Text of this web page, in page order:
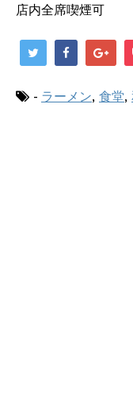
店内全席喫煙可
- ラーメン, 食堂,